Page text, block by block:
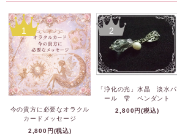
1
今の貴方に必要なオラクル
カードメッセージ
2,800円(税込)
2
「浄化の光」水晶 淡水パ
ール 雫 ペンダント
2,800円(税込)